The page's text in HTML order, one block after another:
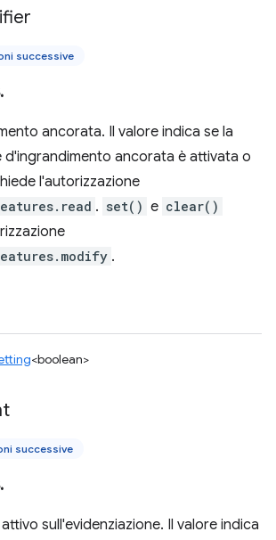
successive
ancorata. Il valore indica se la
d'ingrandimento ancorata è attivata o
l'autorizzazione
. set() e clear()
.
<boolean>
successive
sull'evidenziazione. Il valore indica